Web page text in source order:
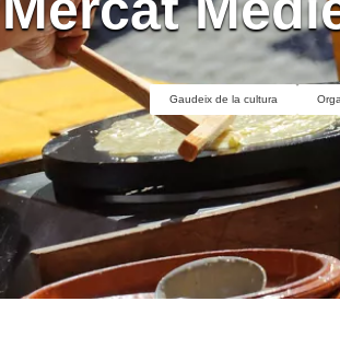
Gaudeix de la cultura